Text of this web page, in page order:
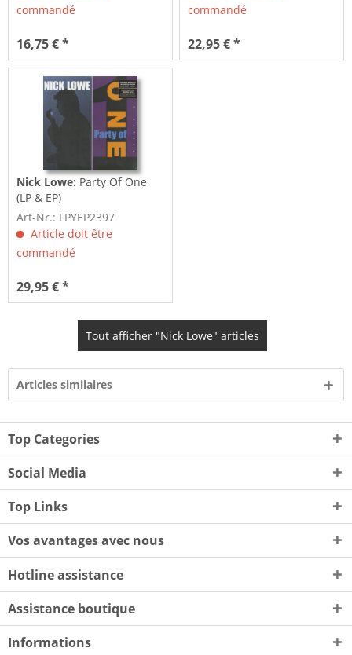
commandé
16,75 € *
commandé
22,95 € *
Nick Lowe: Party Of One
(LP & EP)
Art-Nr.: LPYEP2397
Article doit être
commandé
29,95 € *
Tout afficher "Nick Lowe" articles
Articles similaires
Top Categories
Social Media
Top Links
Vos avantages avec nous
Hotline assistance
Assistance boutique
Informations